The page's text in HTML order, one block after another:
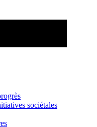
sociétales